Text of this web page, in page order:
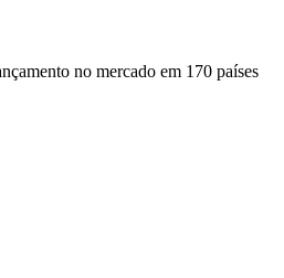
no mercado em 170 países